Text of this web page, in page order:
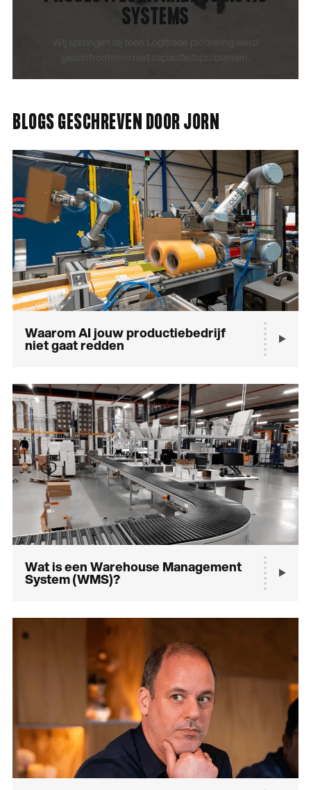
SYSTEMS
Wij sprongen bij toen Logitrade plotseling werd
geconfronteerd met capaciteitsproblemen.
BLOGS GESCHREVEN DOOR JORN
Waarom AI jouw productiebedrijf
niet gaat redden
Wat is een Warehouse Management
System (WMS)?